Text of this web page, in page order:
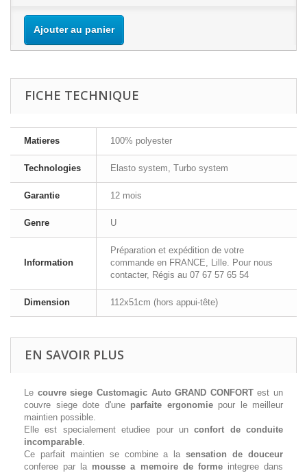
Ajouter au panier
FICHE TECHNIQUE
Matieres 100% polyester
Technologies Elasto system, Turbo system
Garantie 12 mois
Genre U
Information
Préparation et expédition de votre
commande en FRANCE, Lille. Pour nous
contacter, Régis au 07 67 57 65 54
Dimension 112x51cm (hors appui-tête)
EN SAVOIR PLUS
Le couvre siege Customagic Auto GRAND CONFORTest un
couvre siege dote d'une parfaite ergonomiepour le meilleur
maintien possible.
Elle est specialement etudiee pour unconfort de conduite
incomparable.
Ce parfait maintien se combine a lasensation de douceur
conferee par la mousse a memoire de formeintegree dans